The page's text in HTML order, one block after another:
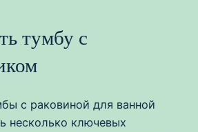
тумбу с
с раковиной для ванной
несколько ключевых